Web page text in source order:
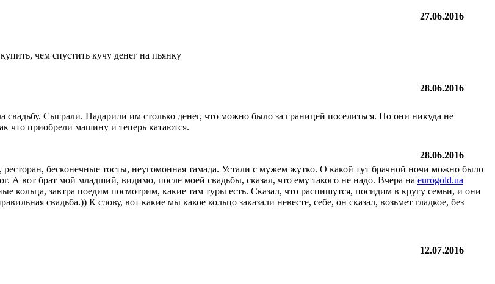
27.06.2016
чем спустить кучу денег на пьянку
28.06.2016
Сыграли. Надарили им столько денег, что можно было за границей поселиться. Но они никуда не
что приобрели машину и теперь катаются.
28.06.2016
бесконечные тосты, неугомонная тамада. Устали с мужем жутко. О какой тут брачной ночи можно было
А вот брат мой младший, видимо, после моей свадьбы, сказал, что ему такого не надо. Вчера на eurogold.ua
кольца, завтра поедим посмотрим, какие там туры есть. Сказал, что распишутся, посидим в кругу семьи, и они
свадьба.)) К слову, вот какие мы какое кольцо заказали невесте, себе, он сказал, возьмет гладкое, без
12.07.2016